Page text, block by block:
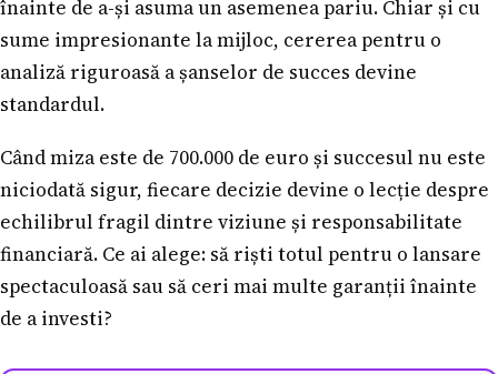
înainte de a-și asuma un asemenea pariu. Chiar și cu
sume impresionante la mijloc, cererea pentru o
analiză riguroasă a șanselor de succes devine
standardul.
Când miza este de 700.000 de euro și succesul nu este
niciodată sigur, fiecare decizie devine o lecție despre
echilibrul fragil dintre viziune și responsabilitate
financiară. Ce ai alege: să riști totul pentru o lansare
spectaculoasă sau să ceri mai multe garanții înainte
de a investi?